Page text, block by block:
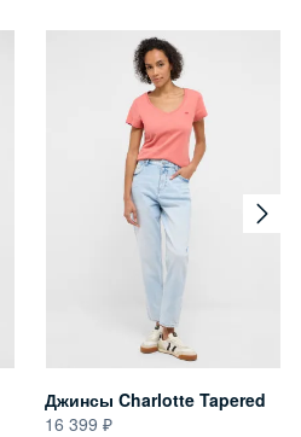
Джинсы Charlotte Tapered
16 399